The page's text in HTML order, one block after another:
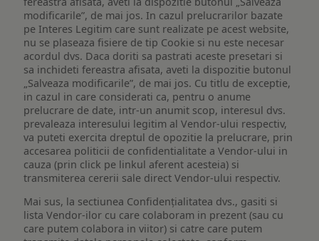
modificarile”, de mai jos. In cazul prelucrarilor bazate
pe Interes Legitim care sunt realizate pe acest website,
nu se plaseaza fisiere de tip Cookie si nu este necesar
acordul dvs. Daca doriti sa pastrati aceste presetari si
sa inchideti fereastra afisata, aveti la dispozitie butonul
„Salveaza modificarile”, de mai jos. Cu titlu de exceptie,
in cazul in care considerati ca, pentru o anume
prelucrare de date, intr-un anumit scop, interesul dvs.
prevaleaza interesului legitim al Vendor-ului respectiv,
va puteti exercita dreptul de opozitie la prelucrare, prin
accesarea politicii de confidentialitate a Vendor-ului in
cauza (prin click pe linkul aferent acesteia) si
transmiterea cererii sale direct Vendor-ului respectiv.
Mai sus, la sectiunea Confidențialitatea dvs., gasiti si
lista Vendor-ilor cu care colaboram in prezent (sau cu
care putem colabora in viitor) si catre care putem